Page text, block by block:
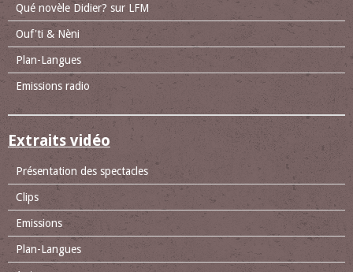
Qué novèle Didier? sur LFM
Ouf'ti & Nèni
Plan-Langues
Emissions radio
Extraits vidéo
Présentation des spectacles
Clips
Emissions
Plan-Langues